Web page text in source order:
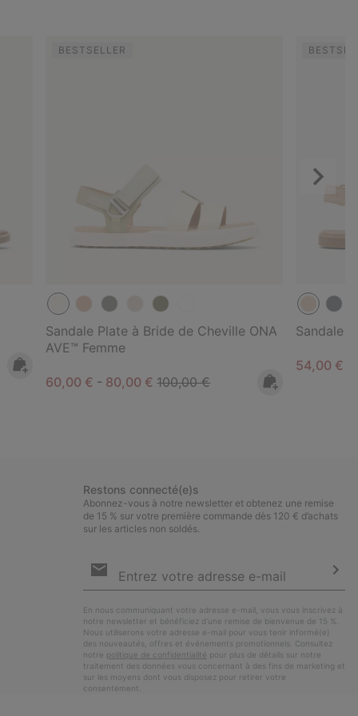
BESTSELLER
Sandale Plate à Bride de Cheville ONA
AVE™ Femme
Minimum sale price:
60,00 € - Maximum sale price:
80,00 €Regular price:
100,00 €
Sandale
Minimum
54,00 €
Suivant
Restons connecté(e)s
Abonnez-vous à notre newsletter et obtenez une remise
de 15 % sur votre première commande dès 120 € d’achats
sur les articles non soldés.
par
En nous communiquant votre adresse e-mail, vous vous inscrivez à
notre newsletter et bénéficiez d’une remise de bienvenue de 15 %.
Nous utiliserons votre adresse e-mail pour vous tenir informé(e)
des nouveautés, offres et événements promotionnels. Consultez
notre politique de confidentialité pour plus de détails sur notre
traitement des données vous concernant à des fins de marketing et
sur les moyens dont vous disposez pour retirer votre
consentement.